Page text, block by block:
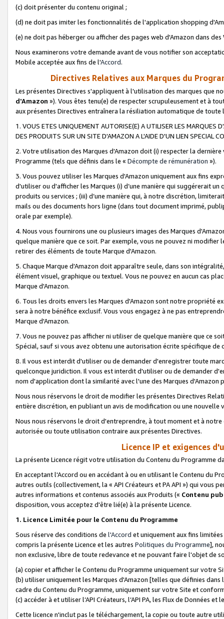
(c) doit présenter du contenu original ;
(d) ne doit pas imiter les fonctionnalités de l'application shopping
(e) ne doit pas héberger ou afficher des pages web d'Amazon dans
Nous examinerons votre demande avant de vous notifier son
Mobile acceptée aux fins de l'Accord.
Directives Relatives aux Marques du
Les présentes Directives s'appliquent à l'utilisation des marques que
d'Amazon »). Vous êtes tenu(e) de respecter scrupuleusement et à
aux présentes Directives entraînera la résiliation automatique de
1. VOUS ETES UNIQUEMENT AUTORISE(E) A UTILISER LES MARQUES
DES PRODUITS SUR UN SITE D'AMAZON A L'AIDE D'UN LIEN SPECIAL
2. Votre utilisation des Marques d'Amazon doit (i) respecter la
Programme (tels que définis dans le « Décompte de rémunération »).
3. Vous pouvez utiliser les Marques d'Amazon uniquement aux fins
d'utiliser ou d'afficher les Marques (i) d’une manière qui suggérerait
produits ou services ; (iii) d’une manière qui, à notre discrétion,
mails ou des documents hors ligne (dans tout document imprimé,
orale par exemple).
4. Nous vous fournirons une ou plusieurs images des Marques
quelque manière que ce soit. Par exemple, vous ne pouvez ni
retirer des éléments de toute Marque d'Amazon.
5. Chaque Marque d'Amazon doit apparaître seule, dans son
élément visuel, graphique ou textuel. Vous ne pouvez en aucun cas
Marque d'Amazon.
6. Tous les droits envers les Marques d'Amazon sont notre propriété
sera à notre bénéfice exclusif. Vous vous engagez à ne pas
Marque d'Amazon.
7. Vous ne pouvez pas afficher ni utiliser de quelque manière que ce
Spécial, sauf si vous avez obtenu une autorisation écrite spécifique de
8. Il vous est interdit d'utiliser ou de demander d'enregistrer toute
quelconque juridiction. Il vous est interdit d'utiliser ou de demander
nom d'application dont la similarité avec l'une des Marques
Nous nous réservons le droit de modifier les présentes Directives
entière discrétion, en publiant un avis de modification ou une nouvelle
Nous nous réservons le droit d'entreprendre, à tout moment et à
autorisée ou toute utilisation contraire aux présentes Directives.
Licence IP et exigences
La présente Licence régit votre utilisation du Contenu du Programme
En acceptant l'Accord ou en accédant à ou en utilisant le Contenu du
autres outils (collectivement, la « API Créateurs et PA API ») qui vous
autres informations et contenus associés aux Produits (« Contenu
disposition, vous acceptez d'être lié(e) à la présente Licence.
1. Licence Limitée pour le Contenu du Programme
Sous réserve des conditions de l'Accord et uniquement aux fins
compris la présente Licence et les autres Politiques du Programme],
non exclusive, libre de toute redevance et ne pouvant faire l'objet de
(a) copier et afficher le Contenu du Programme uniquement sur votre
(b) utiliser uniquement les Marques d'Amazon [telles que définies dans
cadre du Contenu du Programme, uniquement sur votre Site et
(c) accéder à et utiliser l’API Créateurs, l’API PA, les Flux de Données
Cette licence n'inclut pas le téléchargement, la copie ou toute autre